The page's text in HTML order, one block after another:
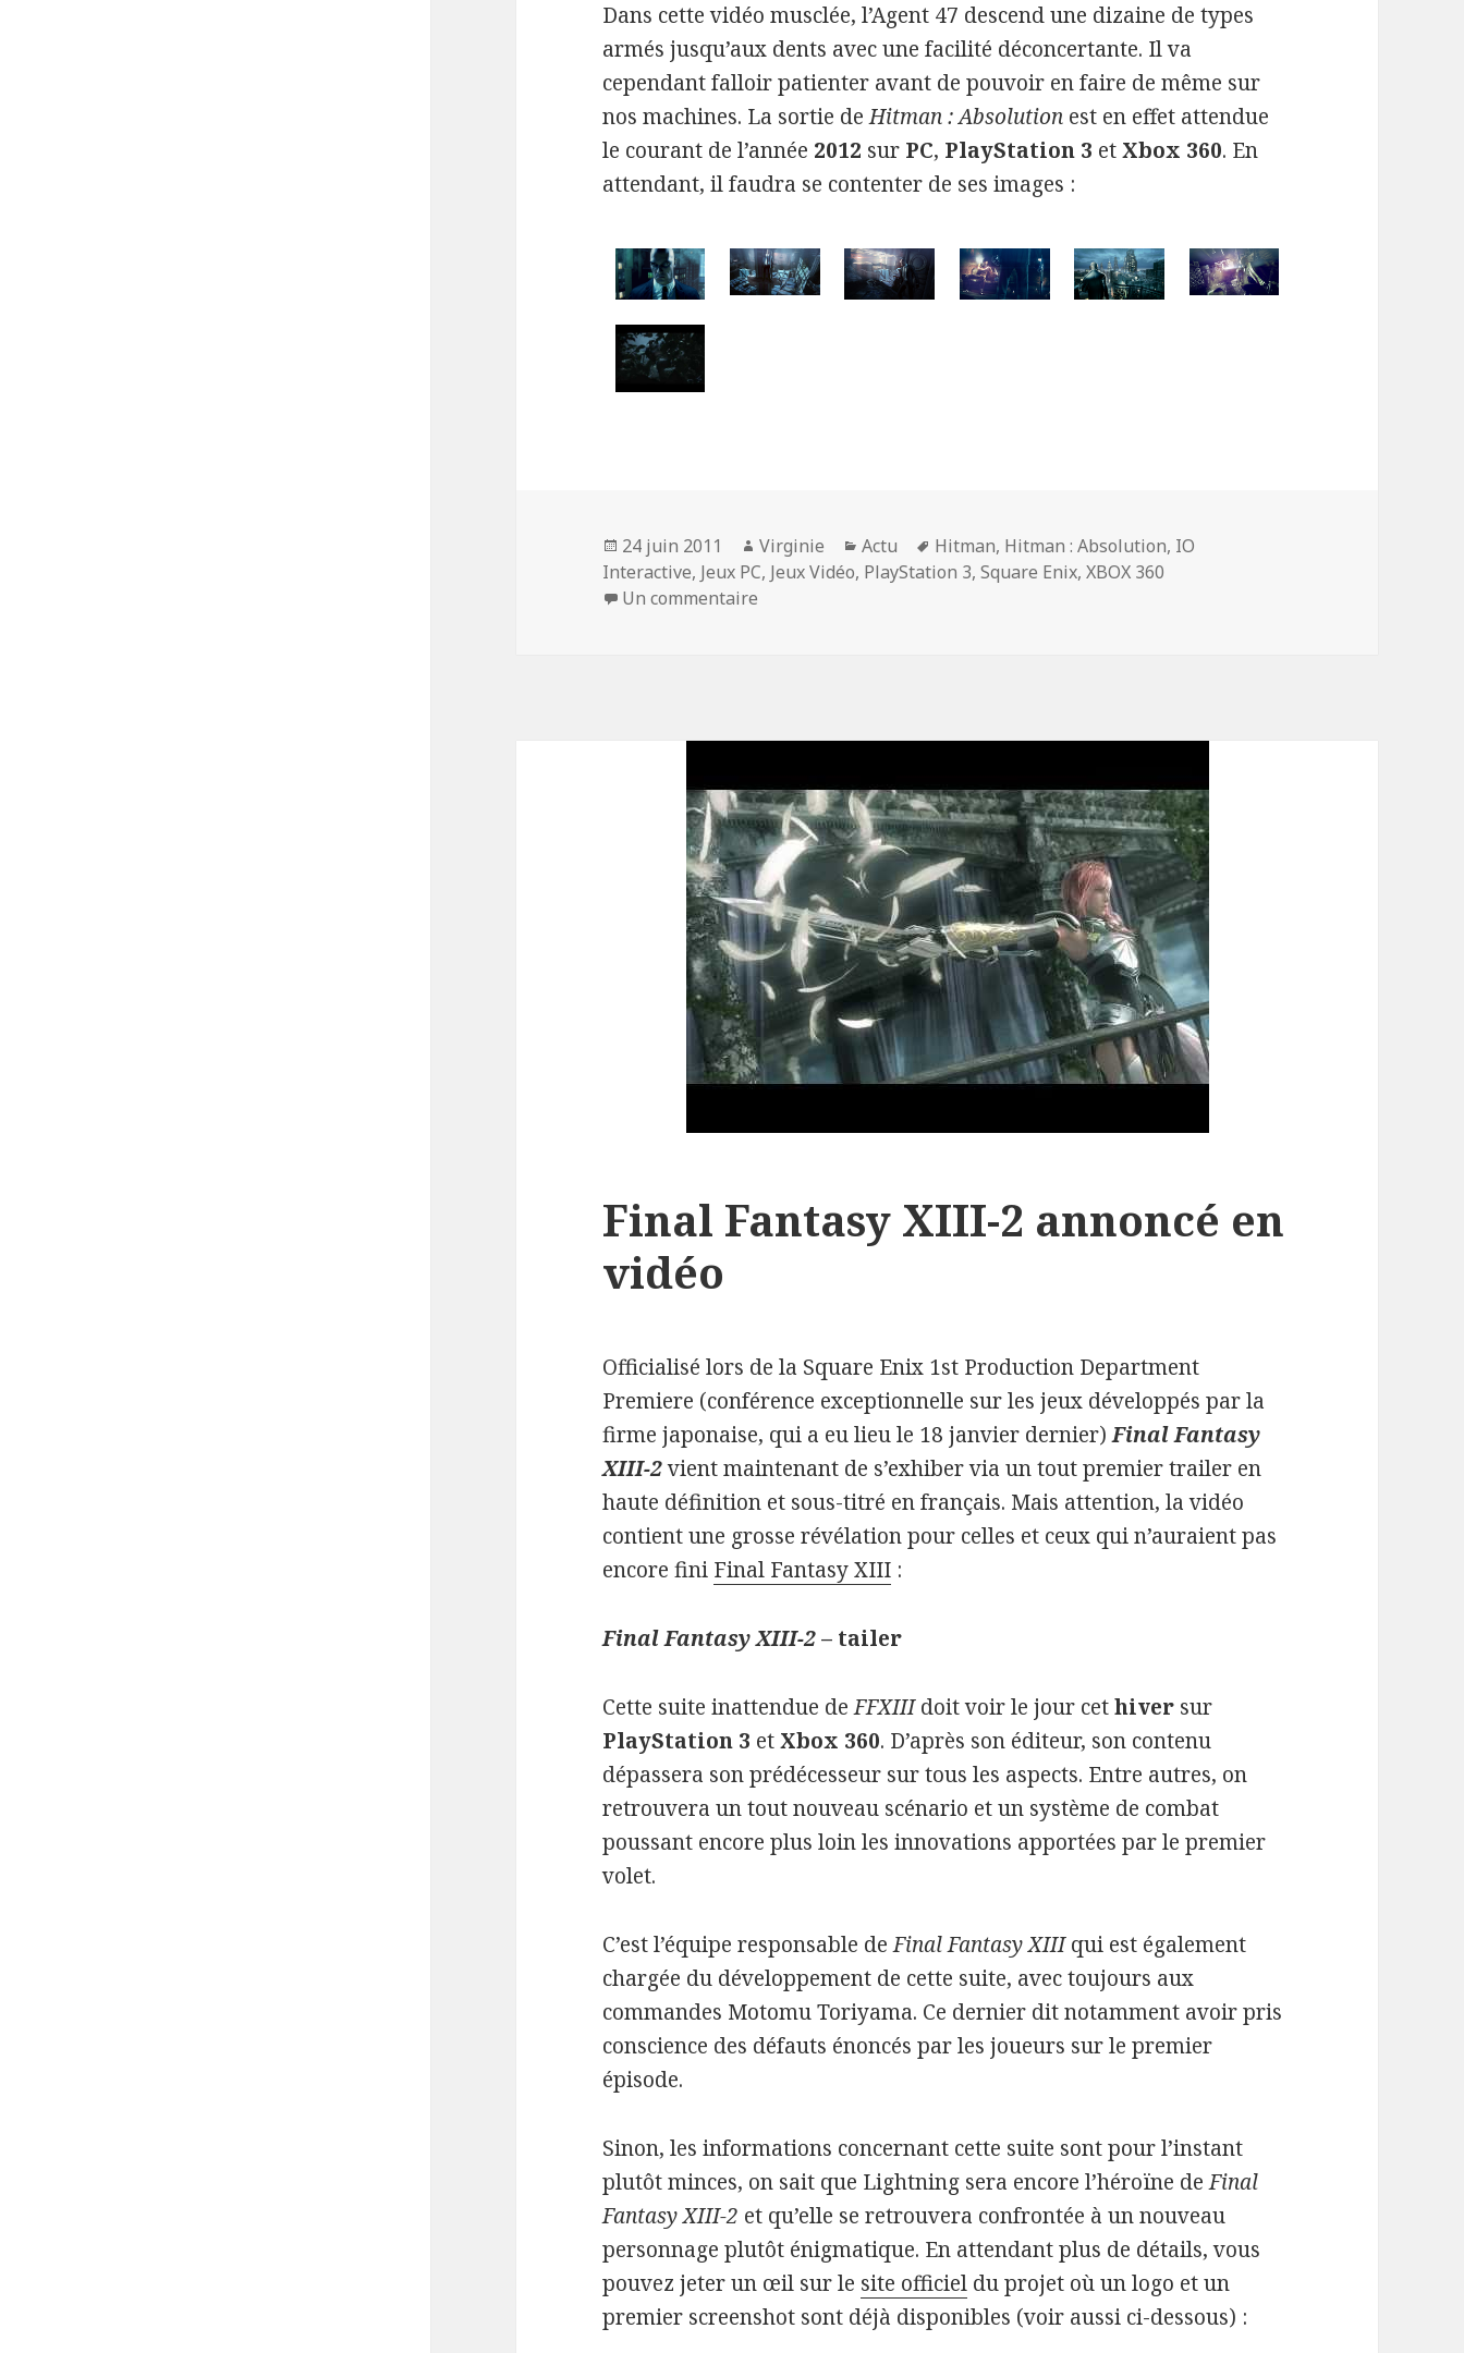
Dans cette vidéo musclée, l’Agent 47 descend une dizaine de types
armés jusqu’aux dents avec une facilité déconcertante. Il va
cependant falloir patienter avant de pouvoir en faire de même sur
nos machines. La sortie deHitman : Absolution est en effet attendue
le courant de l’année 2012 sur PC, PlayStation 3 etXbox 360. En
attendant, il faudra se contenter de ses images :
Publié
le
24 juin 2011 Auteur
Virginie Catégories
Actu
Mots-
clés
Hitman, Hitman : Absolution, IO
Interactive, Jeux PC, Jeux Vidéo, PlayStation 3,Square Enix,XBOX 360
Un commentaire
Final Fantasy XIII-2 annoncé en
vidéo
Officialisé lors de la Square Enix 1st Production Department
Premiere (conférence exceptionnelle sur les jeux développés par la
firme japonaise, qui a eu lieu le 18 janvier dernier)Final Fantasy
XIII-2vient maintenant de s’exhiber via un tout premier trailer en
haute définition et sous-titré en français. Mais attention, la vidéo
contient une grosse révélation pour celles et ceux qui n’auraient pas
encore fini Final Fantasy XIII :
Final Fantasy XIII-2– tailer
Cette suite inattendue deFFXIIIdoit voir le jour cethiver sur
PlayStation 3 etXbox 360. D’après son éditeur, son contenu
dépassera son prédécesseur sur tous les aspects. Entre autres, on
retrouvera un tout nouveau scénario et un système de combat
poussant encore plus loin les innovations apportées par le premier
volet.
C’est l’équipe responsable deFinal Fantasy XIIIqui est également
chargée du développement de cette suite, avec toujours aux
commandes Motomu Toriyama. Ce dernier dit notamment avoir pris
conscience des défauts énoncés par les joueurs sur le premier
épisode.
Sinon, les informations concernant cette suite sont pour l’instant
plutôt minces, on sait que Lightning sera encore l’héroïne deFinal
Fantasy XIII-2 et qu’elle se retrouvera confrontée à un nouveau
personnage plutôt énigmatique. En attendant plus de détails, vous
pouvez jeter un œil sur le site officiel du projet où un logo et un
premier screenshot sont déjà disponibles (voir aussi ci-dessous) :